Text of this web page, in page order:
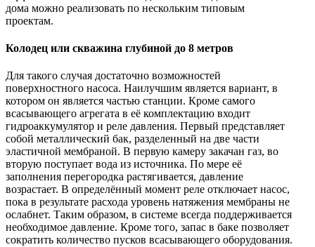
дома можно реализовать по нескольким типовым
проектам.
Колодец или скважина глубиной до 8 метров
Для такого случая достаточно возможностей
поверхностного насоса. Наилучшим является вариант, в
котором он является частью станции. Кроме самого
всасывающего агрегата в её комплектацию входит
гидроаккумулятор и реле давления. Первый представляет
собой металлический бак, разделенный на две части
эластичной мембраной. В первую камеру закачан газ, во
вторую поступает вода из источника. По мере её
заполнения перегородка растягивается, давление
возрастает. В определённый момент реле отключает насос,
пока в результате расхода уровень натяжения мембраны не
ослабнет. Таким образом, в системе всегда поддерживается
необходимое давление. Кроме того, запас в баке позволяет
сократить количество пусков всасывающего оборудования.